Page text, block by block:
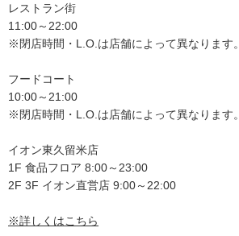
レストラン街
11:00～22:00
※閉店時間・L.O.は店舗によって異なります。
フードコート
10:00～21:00
※閉店時間・L.O.は店舗によって異なります。
イオン東久留米店
1F 食品フロア 8:00～23:00
2F 3F イオン直営店 9:00～22:00
※詳しくはこちら